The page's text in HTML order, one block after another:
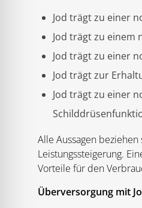
Jod trägt zu einer
Jod trägt zu einem
Jod trägt zu einer
Jod trägt zur
Jod trägt zu einer
Alle Aussagen
Leistungssteigerung.
Vorteile für den
Überversorgung mit